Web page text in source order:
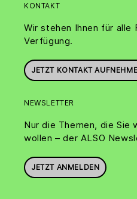
KONTAKT
Wir stehen Ihnen für alle
Verfügung.
JETZT KONTAKT
NEWSLETTER
Nur die Themen, die Sie
wollen – der ALSO
JETZT ANMELDEN